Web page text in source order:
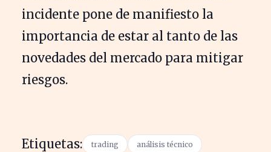
incidente pone de manifiesto la
importancia de estar al tanto de las
novedades del mercado para mitigar
riesgos.
Etiquetas: trading análisis técnico